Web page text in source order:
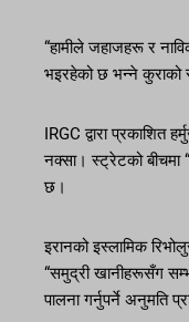
“हामीले जहाजहरू र
भइरहेको छ भन्ने कुराको
IRGC द्वारा प्रकाशित
नक्सा। स्ट्रेटको बीचमा
छ।
इरानको इस्लामिक
“समुद्री खानीहरूसँग
पालना गर्नुपर्ने अनुमति